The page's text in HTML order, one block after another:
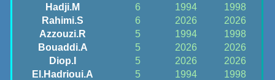
Hadji.M
6 1994
1998
Rahimi.S
6 2026
2026
Azzouzi.R
5 1994
1998
Bouaddi.A
5 2026
2026
Diop.I
5 2026
2026
El.Hadrioui.A
5 1994
1998